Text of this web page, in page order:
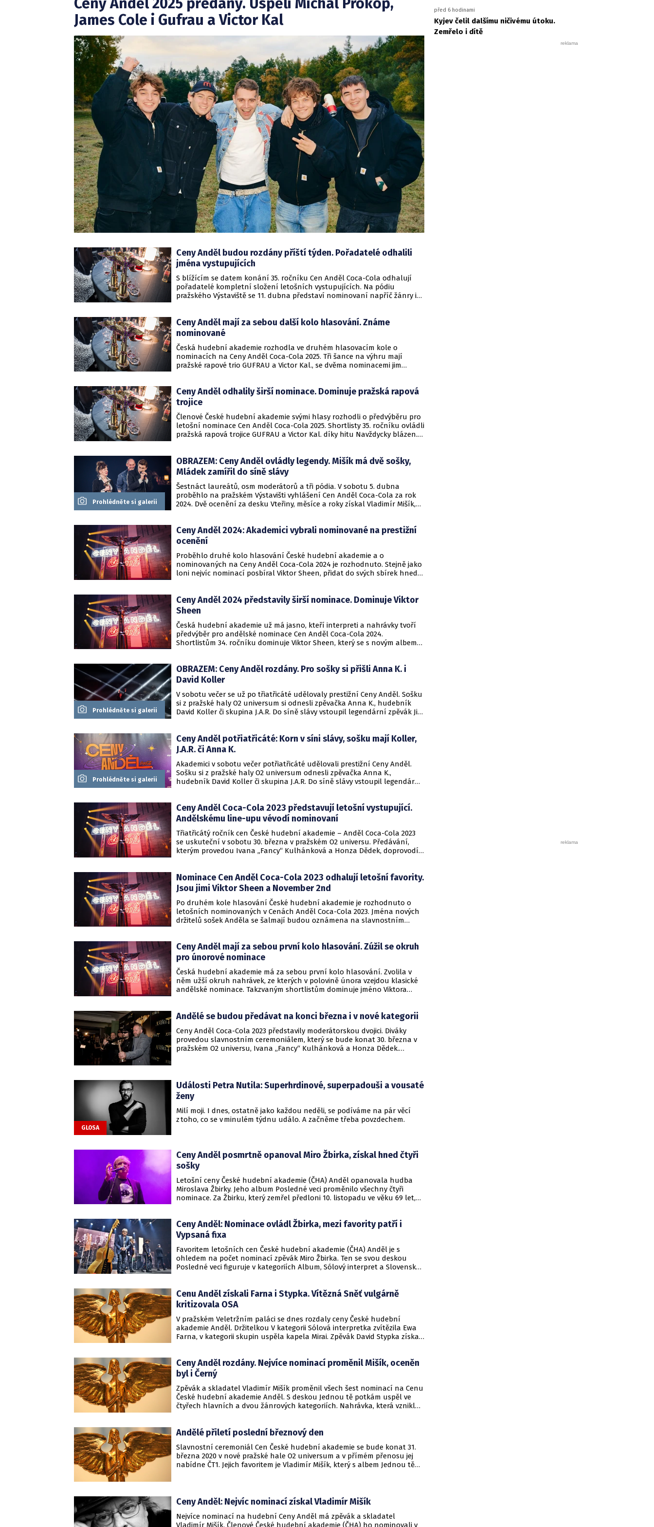
James Cole i Gufrau a Victor Kal
Ceny Anděl budou rozdány příští týden. Pořadatelé odhalili
jména vystupujících
S blížícím se datem konání 35. ročníku Cen Anděl Coca-Cola odhalují
pořadatelé kompletní složení letošních vystupujících. Na pódiu
pražského Výstaviště se 11. dubna představí nominovaní napříč žánry i
Rohonym. Večerem v hlavním vysílacím čase na ČT1 provedou Libor
Bouček a Martin „Mikýř” Mikyska.
Ceny Anděl mají za sebou další kolo hlasování. Známe
nominované
Česká hudební akademie rozhodla ve druhém hlasovacím kole o
nominacích na Ceny Anděl Coca-Cola 2025. Tři šance na výhru mají
pražské rapové trio GUFRAU a Victor Kal., se dvěma nominacemi jim
Slavnostním předáváním 11. dubna provedou Libor Bouček a Martin
„Mikýř” Mikyska.
Ceny Anděl odhalily širší nominace. Dominuje pražská rapová
trojice
Členové České hudební akademie svými hlasy rozhodli o předvýběru pro
letošní nominace Cen Anděl Coca-Cola 2025. Shortlisty 35. ročníku ovládli
pražská rapová trojice GUFRAU a Victor Kal. díky hitu Navždycky blázen.
Prohlédněte si galerii
OBRAZEM: Ceny Anděl ovládly legendy. Mišík má dvě sošky,
Mládek zamířil do síně slávy
Šestnáct laureátů, osm moderátorů a tři pódia. V sobotu 5. dubna
proběhlo na pražském Výstavišti vyhlášení Cen Anděl Coca-Cola za rok
2024. Dvě ocenění za desku Vteřiny, měsíce a roky získal Vladimír Mišík,
Ceny Anděl 2024: Akademici vybrali nominované na prestižní
ocenění
Proběhlo druhé kolo hlasování České hudební akademie a o
nominovaných na Ceny Anděl Coca-Cola 2024 je rozhodnuto. Stejně jako
loni nejvíc nominací posbíral Viktor Sheen, přidat do svých sbírek hned
vzešlých ze závěrečného hlasovacího kola, budou vyhlášena v rámci
slavnostního předávání Andělů v sobotu 5. dubna.
Ceny Anděl 2024 představily širší nominace. Dominuje Viktor
Sheen
Česká hudební akademie už má jasno, kteří interpreti a nahrávky tvoří
předvýběr pro andělské nominace Cen Anděl Coca-Cola 2024.
Shortlistům 34. ročníku dominuje Viktor Sheen, který se s novým albem
Prohlédněte si galerii
OBRAZEM: Ceny Anděl rozdány. Pro sošky si přišli Anna K. i
David Koller
V sobotu večer se už po třiatřicáté udělovaly prestižní Ceny Anděl. Sošku
si z pražské haly O2 universum si odnesli zpěvačka Anna K., hudebník
David Koller či skupina J.A.R. Do síně slávy vstoupil legendární zpěvák Jiří
Prohlédněte si galerii
Ceny Anděl potřiatřicáté: Korn v síni slávy, sošku mají Koller,
J.A.R. či Anna K.
Akademici v sobotu večer potřiatřicáté udělovali prestižní Ceny Anděl.
Sošku si z pražské haly O2 universum odnesli zpěvačka Anna K.,
hudebník David Koller či skupina J.A.R. Do síně slávy vstoupil legendární
Ceny Anděl Coca-Cola 2023 představují letošní vystupující.
Andělskému line-upu vévodí nominovaní
Třiatřicátý ročník cen České hudební akademie – Anděl Coca-Cola 2023
se uskuteční v sobotu 30. března v pražském O2 universu. Předávání,
kterým provedou Ivana „Fancy“ Kulhánková a Honza Dědek, doprovodí
Nominace Cen Anděl Coca-Cola 2023 odhalují letošní favority.
Jsou jimi Viktor Sheen a November 2nd
Po druhém kole hlasování České hudební akademie je rozhodnuto o
letošních nominovaných v Cenách Anděl Coca-Cola 2023. Jména nových
držitelů sošek Anděla se šalmají budou oznámena na slavnostním
počet vstupenek pro veřejnost, provedou Honza Dědek a Ivana „Fancy“
Kulhánková.
Ceny Anděl mají za sebou první kolo hlasování. Zúžil se okruh
pro únorové nominace
Česká hudební akademie má za sebou první kolo hlasování. Zvolila v
něm užší okruh nahrávek, ze kterých v polovině února vzejdou klasické
andělské nominace. Takzvaným shortlistům dominuje jméno Viktora
Andělé se budou předávat na konci března i v nové kategorii
Ceny Anděl Coca-Cola 2023 představily moderátorskou dvojici. Diváky
provedou slavnostním ceremoniálem, který se bude konat 30. března v
pražském O2 universu, Ivana „Fancy“ Kulhánková a Honza Dědek.
GLOSA
Události Petra Nutila: Superhrdinové, superpadouši a vousaté
ženy
Milí moji. I dnes, ostatně jako každou neděli, se podíváme na pár věcí
z toho, co se v minulém týdnu událo. A začněme třeba povzdechem.
Ceny Anděl posmrtně opanoval Miro Žbirka, získal hned čtyři
sošky
Letošní ceny České hudební akademie (ČHA) Anděl opanovala hudba
Miroslava Žbirky. Jeho album Posledné veci proměnilo všechny čtyři
nominace. Za Žbirku, který zemřel předloni 10. listopadu ve věku 69 let,
Slovenské album.
Ceny Anděl: Nominace ovládl Žbirka, mezi favority patří i
Vypsaná fixa
Favoritem letošních cen České hudební akademie (ČHA) Anděl je s
ohledem na počet nominací zpěvák Miro Žbirka. Ten se svou deskou
Posledné veci figuruje v kategoriích Album, Sólový interpret a Slovenské
Cenu Anděl získali Farna i Stypka. Vítězná Sněť vulgárně
kritizovala OSA
V pražském Veletržním paláci se dnes rozdaly ceny České hudební
akademie Anděl. Držitelkou V kategorii Sólová interpretka zvítězila Ewa
Farna, v kategorii skupin uspěla kapela Mirai. Zpěvák David Stypka získal
vymezila proti Ochrannému svazu autorskému.
Ceny Anděl rozdány. Nejvíce nominací proměnil Mišík, oceněn
byl i Černý
Zpěvák a skladatel Vladimír Mišík proměnil všech šest nominací na Cenu
České hudební akademie Anděl. S deskou Jednou tě potkám uspěl ve
čtyřech hlavních a dvou žánrových kategoriích. Nahrávka, která vznikla
Andělé přiletí poslední březnový den
Slavnostní ceremoniál Cen České hudební akademie se bude konat 31.
března 2020 v nové pražské hale O2 universum a v přímém přenosu jej
nabídne ČT1. Jejich favoritem je Vladimír Mišík, který s albem Jednou tě
Ceny Anděl: Nejvíc nominací získal Vladimír Mišík
Nejvíce nominací na hudební Ceny Anděl má zpěvák a skladatel
Vladimír Mišík. Členové České hudební akademie (ČHA) ho nominovali v
před 6 hodinami
Kyjev čelil dalšímu ničivému útoku.
Zemřelo i dítě